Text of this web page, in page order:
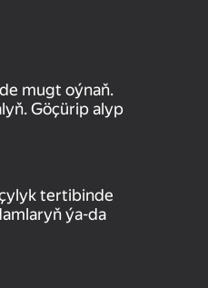
mugt oýnaň.
Göçürip alyp
tertibinde
ýa-da